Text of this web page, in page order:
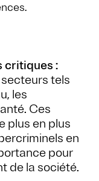
critiques :
tels
les
Ces
plus en plus
en
pour
de la société.